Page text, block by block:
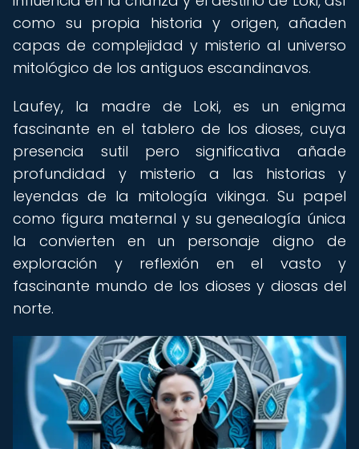
como su propia historia y origen, añaden
capas de complejidad y misterio al universo
mitológico de los antiguos escandinavos.
Laufey, la madre de Loki, es un enigma
fascinante en el tablero de los dioses, cuya
presencia sutil pero significativa añade
profundidad y misterio a las historias y
leyendas de la mitología vikinga. Su papel
como figura maternal y su genealogía única
la convierten en un personaje digno de
exploración y reflexión en el vasto y
fascinante mundo de los dioses y diosas del
norte.